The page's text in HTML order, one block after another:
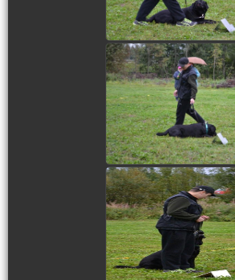
view picture
view picture